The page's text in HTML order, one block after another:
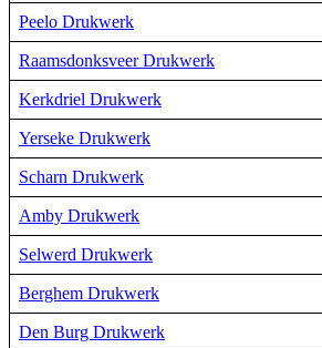
Peelo Drukwerk
Raamsdonksveer Drukwerk
Kerkdriel Drukwerk
Yerseke Drukwerk
Scharn Drukwerk
Amby Drukwerk
Selwerd Drukwerk
Berghem Drukwerk
Den Burg Drukwerk